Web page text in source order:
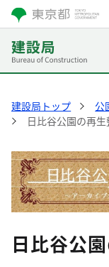
建設局トップ 公
日比谷公園の再
日比谷公